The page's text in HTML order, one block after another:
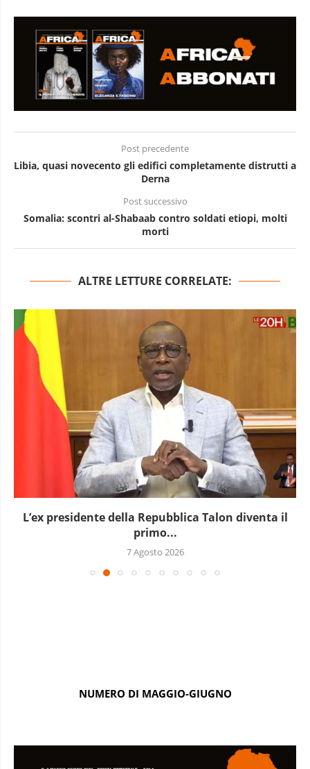
Post precedente
Libia, quasi novecento gli edifici completamente distrutti a
Derna
Post successivo
Somalia: scontri al-Shabaab contro soldati etiopi, molti
morti
ALTRE LETTURE CORRELATE:
L’ex presidente della Repubblica Talon diventa il
primo...
7 Agosto 2026
NUMERO DI MAGGIO-GIUGNO